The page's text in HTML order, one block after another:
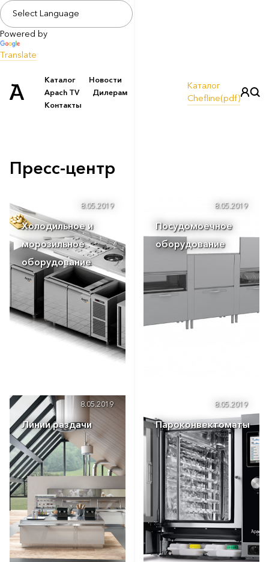
Powered by
Translate
Каталог
Новости
Apach TV
Дилерам
Контакты
Каталог
Chefline(pdf)
Пресс-центр
Холодильное и
морозильное
оборудование
8.05.2019
Посудомоечное
оборудование
8.05.2019
Линии раздачи
8.05.2019
Пароконвектоматы
8.05.2019